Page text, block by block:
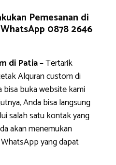
Pemesanan di
WhatsApp 0878 2646
di Patia –Tertarik
Alquran custom di
bisa buka website kami
Anda bisa langsung
salah satu kontak yang
akan menemukan
yang dapat